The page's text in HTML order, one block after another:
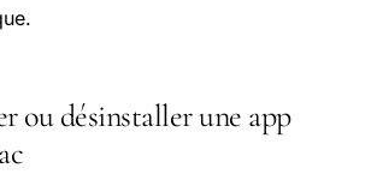
ou désinstaller une app